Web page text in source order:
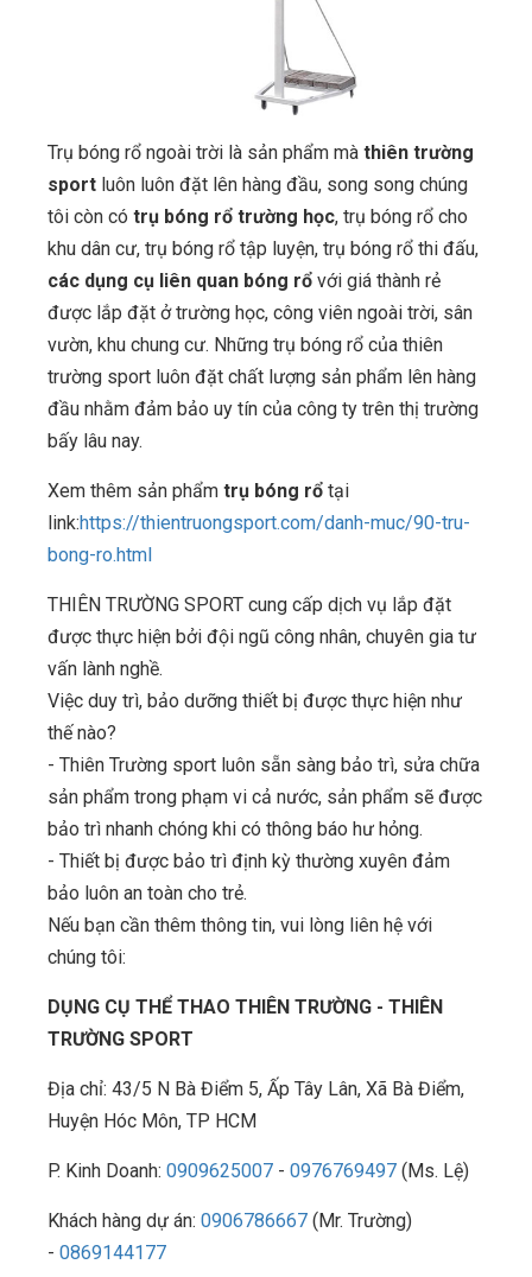
Trụ bóng rổ ngoài trời là sản phẩm mà thiên trường
sport luôn luôn đặt lên hàng đầu, song song chúng
tôi còn có trụ bóng rổ trường học, trụ bóng rổ cho
khu dân cư, trụ bóng rổ tập luyện, trụ bóng rổ thi đấu,
các dụng cụ liên quan bóng rổ với giá thành rẻ
được lắp đặt ở trường học, công viên ngoài trời, sân
vườn, khu chung cư. Những trụ bóng rổ của thiên
trường sport luôn đặt chất lượng sản phẩm lên hàng
đầu nhằm đảm bảo uy tín của công ty trên thị trường
bấy lâu nay.
Xem thêm sản phẩm trụ bóng rổ tại
link:https://thientruongsport.com/danh-muc/90-tru-
bong-ro.html
THIÊN TRƯỜNG SPORT cung cấp dịch vụ lắp đặt
được thực hiện bởi đội ngũ công nhân, chuyên gia tư
vấn lành nghề.
Việc duy trì, bảo dưỡng thiết bị được thực hiện như
thế nào?
- Thiên Trường sport luôn sẵn sàng bảo trì, sửa chữa
sản phẩm trong phạm vi cả nước, sản phẩm sẽ được
bảo trì nhanh chóng khi có thông báo hư hỏng.
- Thiết bị được bảo trì định kỳ thường xuyên đảm
bảo luôn an toàn cho trẻ.
Nếu bạn cần thêm thông tin, vui lòng liên hệ với
chúng tôi:
DỤNG CỤ THỂ THAO THIÊN TRƯỜNG - THIÊN
TRƯỜNG SPORT
Địa chỉ: 43/5 N Bà Điểm 5, Ấp Tây Lân, Xã Bà Điểm,
Huyện Hóc Môn, TP HCM
P. Kinh Doanh: 0909625007 - 0976769497 (Ms. Lệ)
Khách hàng dự án: 0906786667 (Mr. Trường)
- 0869144177